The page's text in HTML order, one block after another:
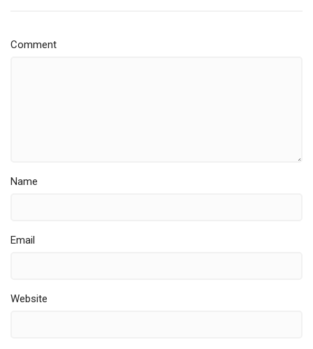
Comment
Name
Email
Website